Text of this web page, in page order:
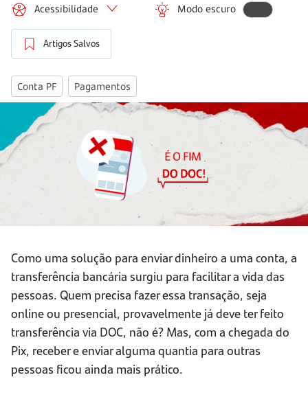
Acessibilidade Modo escuro
Artigos Salvos
Conta PF Pagamentos
Como uma solução para enviar dinheiro a uma conta, a
transferência bancária surgiu para facilitar a vida das
pessoas. Quem precisa fazer essa transação, seja
online ou presencial, provavelmente já deve ter feito
transferência via DOC, não é? Mas, com a chegada do
Pix, receber e enviar alguma quantia para outras
pessoas ficou ainda mais prático.